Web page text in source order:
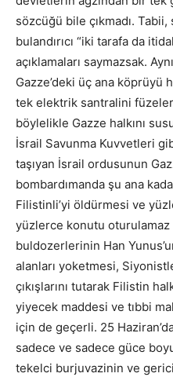
sözcüğü bile çıkmadı. Tabii,
bulandırıcı “iki tarafa da
açıklamaları saymazsak.
Gazze’deki üç ana köprüyü
tek elektrik santralini
böylelikle Gazze halkını
İsrail Savunma Kuvvetleri
taşıyan İsrail ordusunun
bombardımanda şu ana
Filistinli’yi öldürmesi ve
yüzlerce konutu
buldozerlerinin Han
alanları yoketmesi,
çıkışlarını tutarak Filistin
yiyecek maddesi ve tıbbi
için de geçerli. 25
sadece ve sadece güce
tekelci burjuvazinin ve